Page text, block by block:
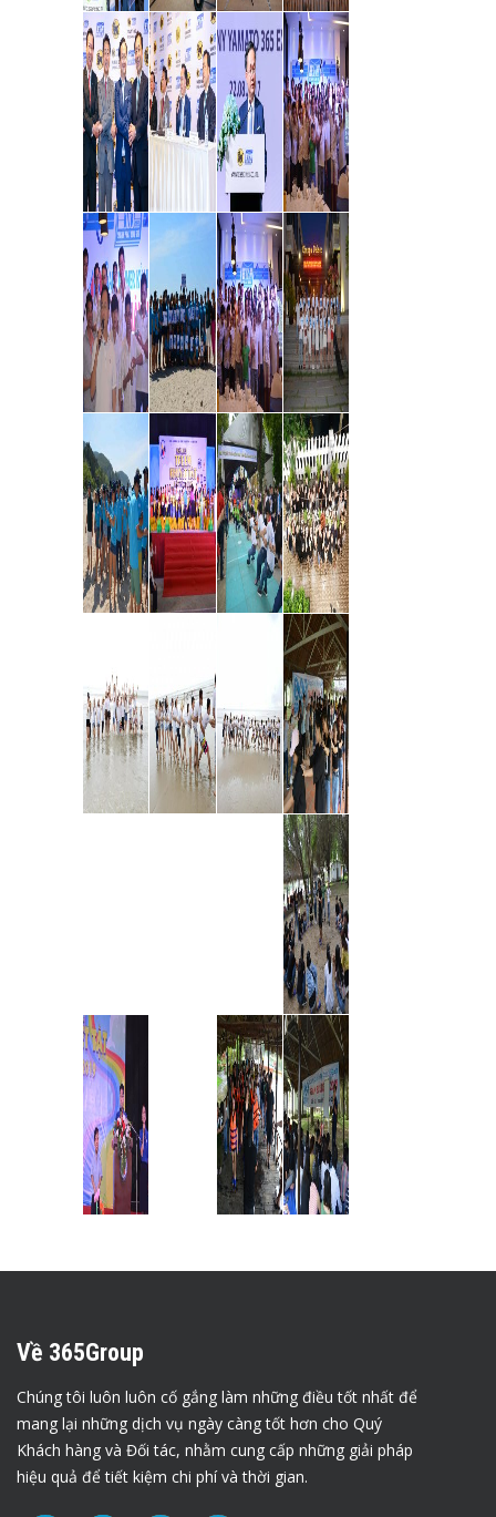
Về 365Group
Chúng tôi luôn luôn cố gắng làm những điều tốt nhất để
mang lại những dịch vụ ngày càng tốt hơn cho Quý
Khách hàng và Đối tác, nhằm cung cấp những giải pháp
hiệu quả để tiết kiệm chi phí và thời gian.